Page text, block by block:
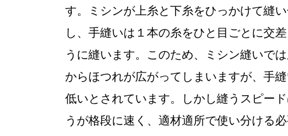
す。ミシンが上糸と下糸をひっかけて縫
し、手縫いは１本の糸をひと目ごとに交
うに縫います。このため、ミシン縫いで
からほつれが広がってしまいますが、手
低いとされています。しかし縫うスピー
うが格段に速く、適材適所で使い分ける